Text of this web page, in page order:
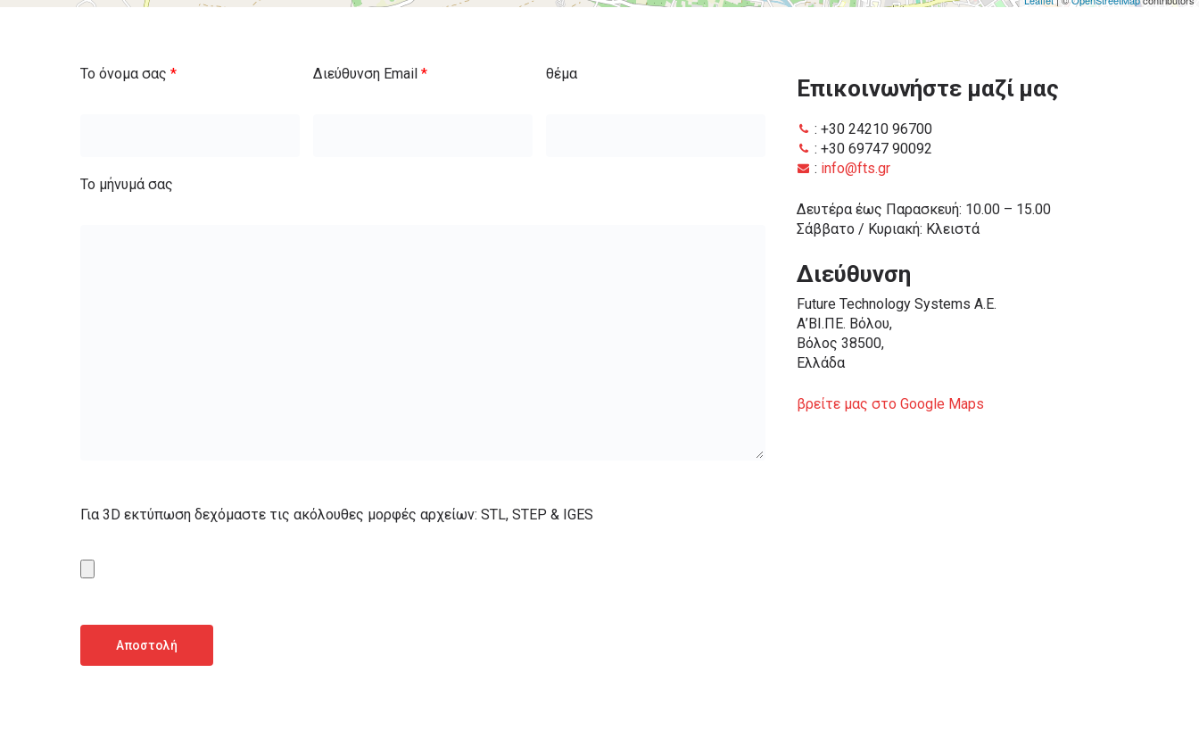
Το όνομα σας* Διεύθυνση Email* θέμα
Το μήνυμά σας
Για 3D εκτύπωση δεχόμαστε τις ακόλουθες μορφές αρχείων: STL, STEP & IGES
Επικοινωνήστε μαζί μας
: +30 24210 96700
: +30 69747 90092
: info@fts.gr
Δευτέρα έως Παρασκευή: 10.00 – 15.00
Σάββατο / Κυριακή: Κλειστά
Διεύθυνση
Future Technology Systems Α.Ε.
Α’ΒΙ.ΠΕ. Βόλου,
Βόλος 38500,
Ελλάδα
βρείτε μας στο Google Maps